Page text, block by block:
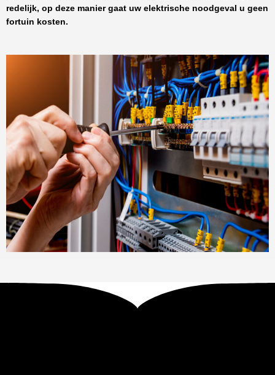
redelijk, op deze manier gaat uw elektrische noodgeval u geen
fortuin kosten.